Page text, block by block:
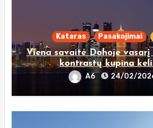
Kataras Pasakojimai
Viena savaitė Dohoje vasarį
kontrastų kupina
A6 24/02/